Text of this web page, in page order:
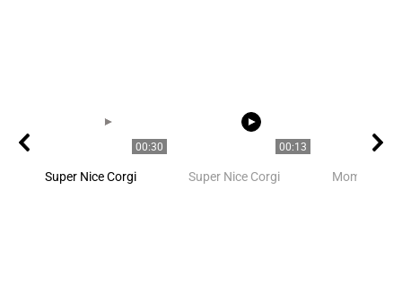
00:30
Super Nice Corgi
00:13
Super Nice Corgi Mom is